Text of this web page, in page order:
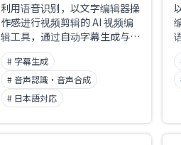
利用语音识别，以文字编辑器操
作感进行视频剪辑的 AI 视频编
辑工具，通过自动字幕生成与编
辑辅助，短时间内实现高精度视
频制作。
# 字幕生成
# 音声認識・音声合成
# 日本語対応